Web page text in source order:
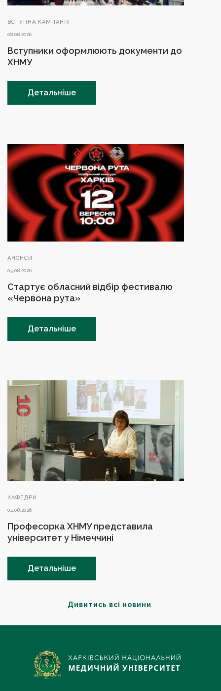
Дивитись всі новини
ВСТУПНА КАМПАНІЯ
08.08.2026
Вступники оформлюють документи до
ХНМУ
Детальніше
АНОНСИ
05.08.2026
Стартує обласний відбір фестивалю
«Червона рута»
Детальніше
КАФЕДРИ
04.08.2026
Професорка ХНМУ представила
університет у Німеччині
Детальніше